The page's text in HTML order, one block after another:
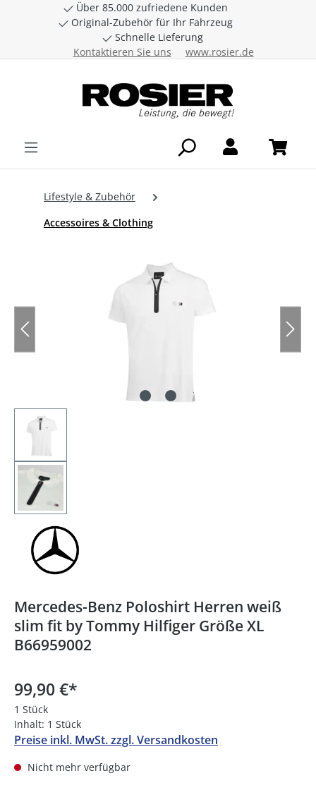
Zum Hauptinhalt springen
Über 85.000 zufriedene Kunden
Original-Zubehör für Ihr Fahrzeug
Schnelle Lieferung
Kontaktieren Sie uns
www.rosier.de
Lifestyle & Zubehör
Accessoires & Clothing
Mercedes-Benz Poloshirt Herren weiß
slim fit by Tommy Hilfiger Größe XL
B66959002
99,90 €*
1 Stück
Inhalt: 1 Stück
Preise inkl. MwSt. zzgl. Versandkosten
Nicht mehr verfügbar